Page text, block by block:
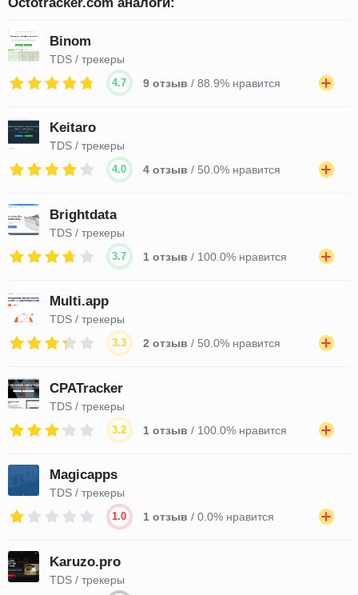
Binom
TDS / трекеры
4.7 9 отзыв / 88.9% нравится
Keitaro
TDS / трекеры
4.0 4 отзыв / 50.0% нравится
Brightdata
TDS / трекеры
3.7 1 отзыв / 100.0% нравится
Multi.app
TDS / трекеры
3.3 2 отзыв / 50.0% нравится
CPATracker
TDS / трекеры
3.2 1 отзыв / 100.0% нравится
Magicapps
TDS / трекеры
1.0 1 отзыв / 0.0% нравится
Karuzo.pro
TDS / трекеры